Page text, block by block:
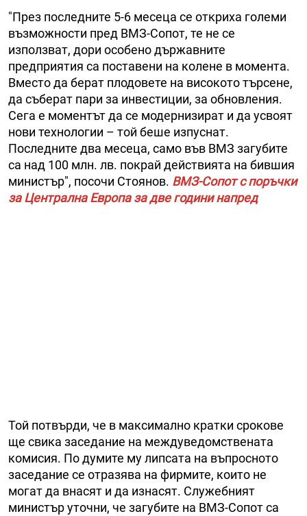
"През последните 5-6 месеца се откриха големи
възможности пред ВМЗ-Сопот, те не се
използват, дори особено държавните
предприятия са поставени на колене в момента.
Вместо да берат плодовете на високото търсене,
да съберат пари за инвестиции, за обновления.
Сега е моментът да се модернизират и да усвоят
нови технологии – той беше изпуснат.
Последните два месеца, само във ВМЗ загубите
са над 100 млн. лв. покрай действията на бившия
министър", посочи Стоянов. ВМЗ-Сопот с поръчки
за Централна Европа за две години напред
Той потвърди, че в максимално кратки срокове
ще свика заседание на междуведомствената
комисия. По думите му липсата на въпросното
заседание се отразява на фирмите, които не
могат да внасят и да изнасят. Служебният
министър уточни, че загубите на ВМЗ-Сопот са